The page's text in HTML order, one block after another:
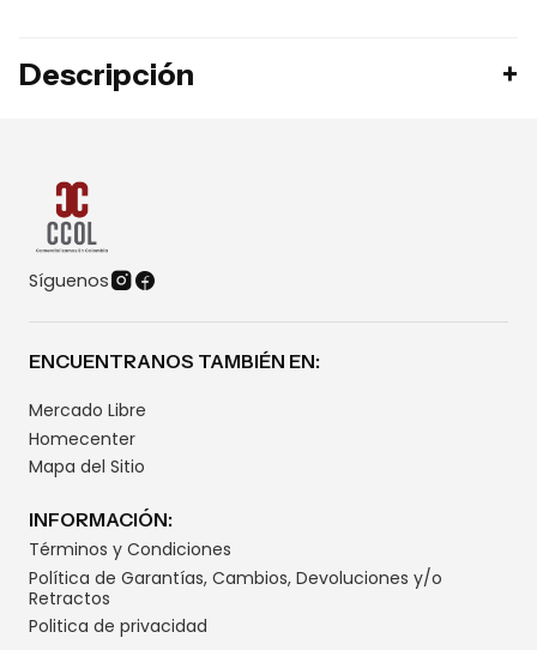
Descripción
Síguenos
ENCUENTRANOS TAMBIÉN EN:
Mercado Libre
Homecenter
Mapa del Sitio
INFORMACIÓN:
Términos y Condiciones
Política de Garantías, Cambios, Devoluciones y/o
Retractos
Politica de privacidad